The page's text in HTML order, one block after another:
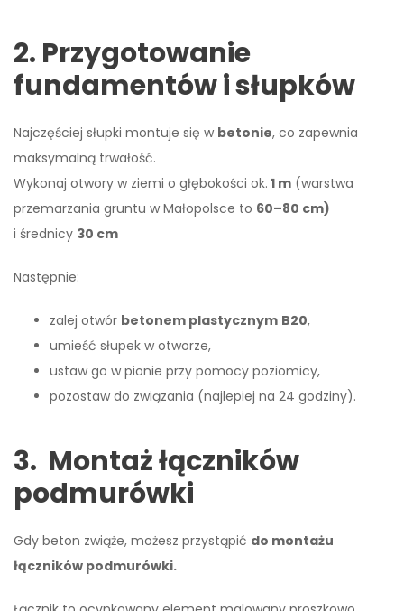
2. Przygotowanie
fundamentów i słupków
Najczęściej słupki montuje się w betonie, co zapewnia
maksymalną trwałość.
Wykonaj otwory w ziemi o głębokości ok. 1 m (warstwa
przemarzania gruntu w Małopolsce to 60–80 cm)
i średnicy 30 cm
Następnie:
zalej otwór betonem plastycznym B20,
umieść słupek w otworze,
ustaw go w pionie przy pomocy poziomicy,
pozostaw do związania (najlepiej na 24 godziny).
3. Montaż łączników
podmurówki
Gdy beton zwiąże, możesz przystąpić do montażu
łączników podmurówki.